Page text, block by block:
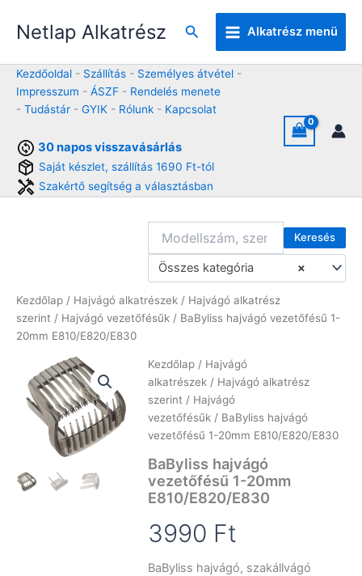
Netlap Alkatrész Keresés Alkatrész menü
Kezdőoldal - Szállítás - Személyes átvétel -
Impresszum - ÁSZF - Rendelés menete
- Tudástár - GYIK - Rólunk - Kapcsolat
30 napos visszavásárlás
Saját készlet, szállítás 1690 Ft-tól
Szakértő segítség a választásban
Keresés
×
Összes kategória
Kezdőlap / Hajvágó alkatrészek / Hajvágó alkatrész
szerint / Hajvágó vezetőfésűk / BaByliss hajvágó vezetőfésű 1-
20mm E810/E820/E830
Kezdőlap / Hajvágó
alkatrészek / Hajvágó alkatrész
szerint / Hajvágó
vezetőfésűk / BaByliss hajvágó
vezetőfésű 1-20mm E810/E820/E830
BaByliss hajvágó
vezetőfésű 1-20mm
E810/E820/E830
3990 Ft
BaByliss hajvágó, szakállvágó